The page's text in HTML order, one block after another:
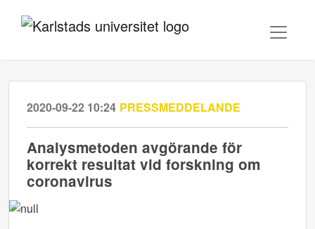
2020-09-22 10:24 PRESSMEDDELANDE
Analysmetoden avgörande för
korrekt resultat vid forskning om
coronavirus